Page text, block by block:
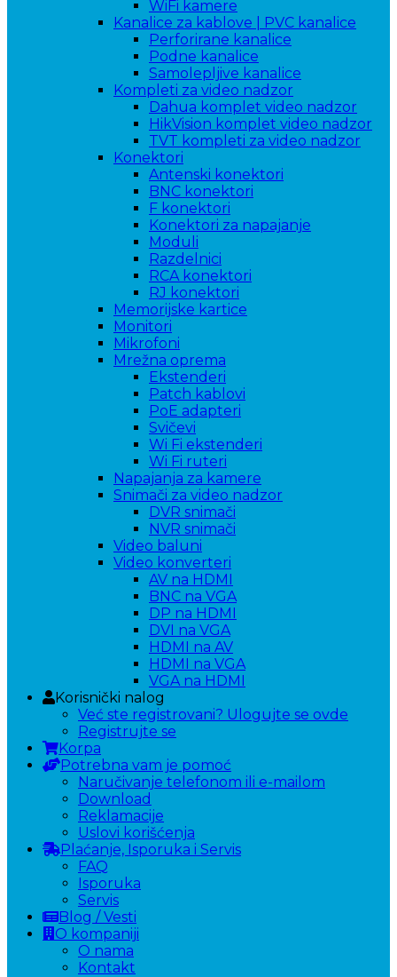
WiFi kamere
Kanalice za kablove | PVC kanalice
Perforirane kanalice
Podne kanalice
Samolepljive kanalice
Kompleti za video nadzor
Dahua komplet video nadzor
HikVision komplet video nadzor
TVT kompleti za video nadzor
Konektori
Antenski konektori
BNC konektori
F konektori
Konektori za napajanje
Moduli
Razdelnici
RCA konektori
RJ konektori
Memorijske kartice
Monitori
Mikrofoni
Mrežna oprema
Ekstenderi
Patch kablovi
PoE adapteri
Svičevi
Wi Fi ekstenderi
Wi Fi ruteri
Napajanja za kamere
Snimači za video nadzor
DVR snimači
NVR snimači
Video baluni
Video konverteri
AV na HDMI
BNC na VGA
DP na HDMI
DVI na VGA
HDMI na AV
HDMI na VGA
VGA na HDMI
Korisnički nalog
Već ste registrovani? Ulogujte se ovde
Registrujte se
Korpa
Potrebna vam je pomoć
Naručivanje telefonom ili e-mailom
Download
Reklamacije
Uslovi korišćenja
Plaćanje, Isporuka i Servis
FAQ
Isporuka
Servis
Blog / Vesti
O kompaniji
O nama
Kontakt